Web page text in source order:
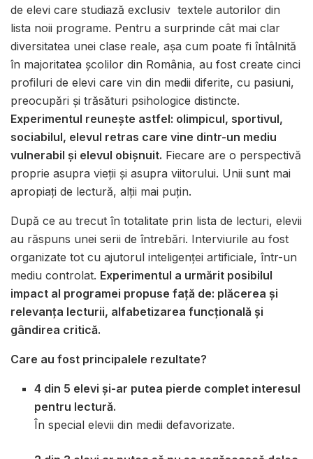
de elevi care studiază exclusiv textele autorilor din
lista noii programe. Pentru a surprinde cât mai clar
diversitatea unei clase reale, așa cum poate fi întâlnită
în majoritatea școlilor din România, au fost create cinci
profiluri de elevi care vin din medii diferite, cu pasiuni,
preocupări și trăsături psihologice distincte.
Experimentul reunește astfel: olimpicul, sportivul,
sociabilul, elevul retras care vine dintr-un mediu
vulnerabil și elevul obișnuit. Fiecare are o perspectivă
proprie asupra vieții și asupra viitorului. Unii sunt mai
apropiați de lectură, alții mai puțin.
După ce au trecut în totalitate prin lista de lecturi, elevii
au răspuns unei serii de întrebări. Interviurile au fost
organizate tot cu ajutorul inteligenței artificiale, într-un
mediu controlat. Experimentul a urmărit posibilul
impact al programei propuse față de: plăcerea și
relevanța lecturii, alfabetizarea funcțională și
gândirea critică.
Care au fost principalele rezultate?
4 din 5 elevi și-ar putea pierde complet interesul
pentru lectură.
În special elevii din medii defavorizate.